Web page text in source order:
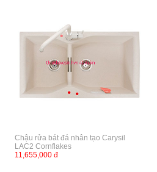
Chậu rửa bát đá nhân tạo Carysil
LAC2 Cornflakes
11,655,000 đ